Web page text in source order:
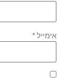
אימייל*